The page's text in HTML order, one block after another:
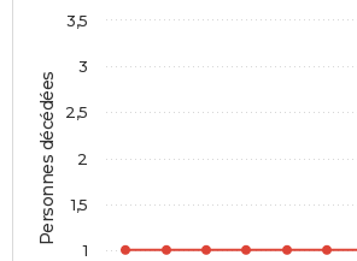
Personnes décédées
1
1,5
2
2,5
3
3,5